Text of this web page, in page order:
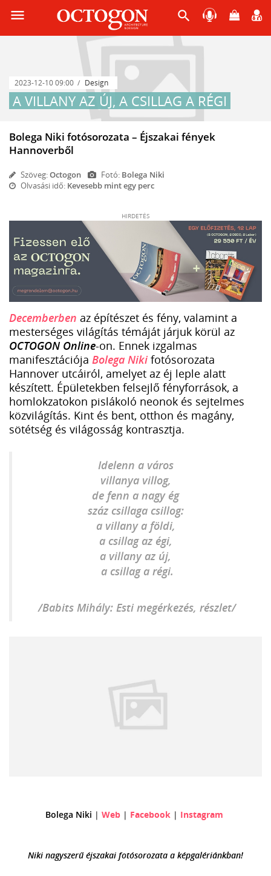
menu search
2023-12-10 09:00 Design
A VILLANY AZ ÚJ, A CSILLAG A RÉGI
Bolega Niki fotósorozata – Éjszakai fények
Hannoverből
Szöveg:Octogon Fotó: Bolega Niki
Olvasási idő: Kevesebb mint egy perc
HIRDETÉS
Decemberben az építészet és fény, valamint a
mesterséges világítás témáját járjuk körül az
OCTOGON Online-on. Ennek izgalmas
manifesztációja Bolega Nikifotósorozata
Hannover utcáiról, amelyet az éj leple alatt
készített. Épületekben felsejlő fényforrások, a
homlokzatokon pislákoló neonok és sejtelmes
közvilágítás. Kint és bent, otthon és magány,
sötétség és világosság kontrasztja.
Idelenn a város
villanya villog,
de fenn a nagy ég
száz csillaga csillog:
a villany a földi,
a csillag az égi,
a villany az új,
a csillag a régi.
/Babits Mihály: Esti megérkezés, részlet/
Bolega Niki | Web | Facebook | Instagram
Niki nagyszerű éjszakai fotósorozata a képgalériánkban!